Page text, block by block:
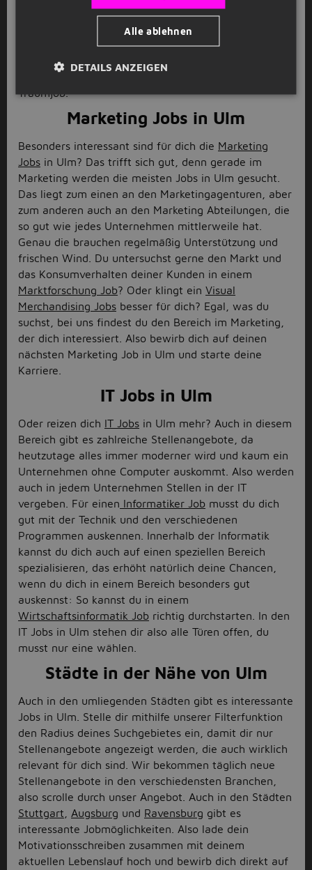
schiefe Haus in Ulm. Aber auch viele kleine und
mittelständische Unternehmen sind in Ulm
angesiedelt und freuen sich über deine Unterstützung.
Also worauf wartest du noch? Bewirb dich auf ein
Stellenangebot in Ulm und finde deinen nächsten
Traumjob.
Marketing Jobs in Ulm
Besonders interessant sind für dich die Marketing
Jobs in Ulm? Das trifft sich gut, denn gerade im
Marketing werden die meisten Jobs in Ulm gesucht.
Das liegt zum einen an den Marketingagenturen, aber
zum anderen auch an den Marketing Abteilungen, die
so gut wie jedes Unternehmen mittlerweile hat.
Genau die brauchen regelmäßig Unterstützung und
frischen Wind. Du untersuchst gerne den Markt und
das Konsumverhalten deiner Kunden in einem
Marktforschung Job? Oder klingt ein Visual
Merchandising Jobs besser für dich? Egal, was du
suchst, bei uns findest du den Bereich im Marketing,
der dich interessiert. Also bewirb dich auf deinen
nächsten Marketing Job in Ulm und starte deine
Karriere.
IT Jobs in Ulm
Oder reizen dich IT Jobs in Ulm mehr? Auch in diesem
Bereich gibt es zahlreiche Stellenangebote, da
heutzutage alles immer moderner wird und kaum ein
Unternehmen ohne Computer auskommt. Also werden
auch in jedem Unternehmen Stellen in der IT
vergeben. Für einen Informatiker Job musst du dich
gut mit der Technik und den verschiedenen
Programmen auskennen. Innerhalb der Informatik
kannst du dich auch auf einen speziellen Bereich
spezialisieren, das erhöht natürlich deine Chancen,
wenn du dich in einem Bereich besonders gut
auskennst: So kannst du in einem
Wirtschaftsinformatik Job richtig durchstarten. In den
IT Jobs in Ulm stehen dir also alle Türen offen, du
musst nur eine wählen.
Städte in der Nähe von Ulm
Auch in den umliegenden Städten gibt es interessante
Jobs in Ulm. Stelle dir mithilfe unserer Filterfunktion
den Radius deines Suchgebietes ein, damit dir nur
Stellenangebote angezeigt werden, die auch wirklich
relevant für dich sind. Wir bekommen täglich neue
Stellenangebote in den verschiedensten Branchen,
also scrolle durch unser Angebot. Auch in den Städten
Stuttgart
Augsburg und Ravensburg gibt es
interessante Jobmöglichkeiten. Also lade dein
Motivationsschreiben zusammen mit deinem
aktuellen Lebenslauf hoch und bewirb dich direkt auf
Alle ablehnen
DETAILS ANZEIGEN